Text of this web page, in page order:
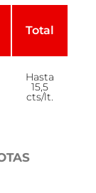
Total
Hasta
15,5
cts/lt.